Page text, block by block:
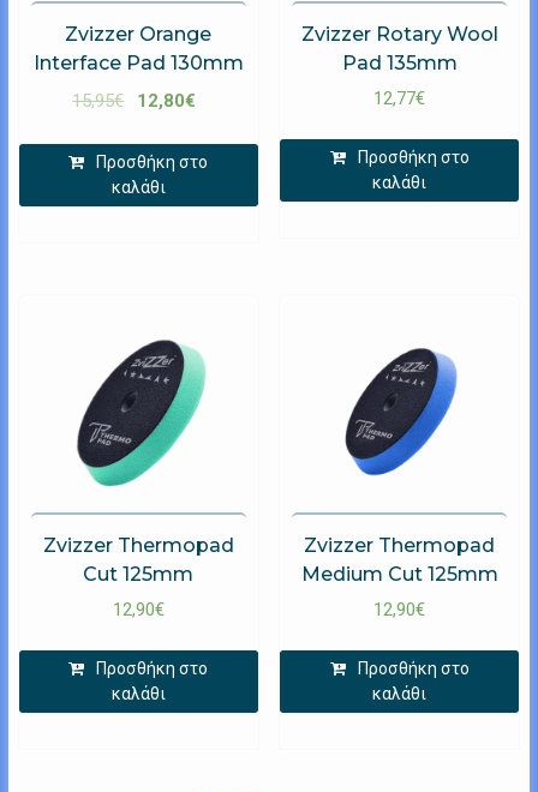
Zvizzer Orange
Interface Pad 130mm
15,95€ 12,80€
Προσθήκη στο
καλάθι
Zvizzer Rotary Wool
Pad 135mm
12,77€
Προσθήκη στο
καλάθι
Zvizzer Thermopad
Cut 125mm
12,90€
Προσθήκη στο
καλάθι
Zvizzer Thermopad
Medium Cut 125mm
12,90€
Προσθήκη στο
καλάθι